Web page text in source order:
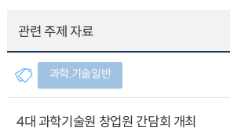
관련 주제 자료
과학.기술일반
4대 과학기술원 창업원 간담회 개최